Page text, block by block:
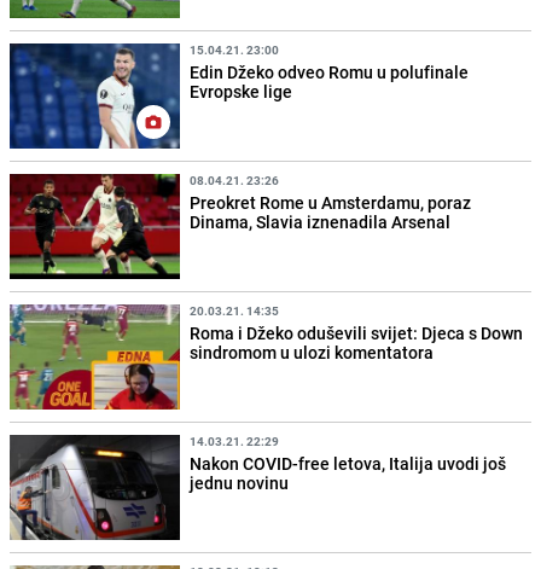
15.04.21. 23:00
Edin Džeko odveo Romu u polufinale
Evropske lige
08.04.21. 23:26
Preokret Rome u Amsterdamu, poraz
Dinama, Slavia iznenadila Arsenal
20.03.21. 14:35
Roma i Džeko oduševili svijet: Djeca s Down
sindromom u ulozi komentatora
14.03.21. 22:29
Nakon COVID-free letova, Italija uvodi još
jednu novinu